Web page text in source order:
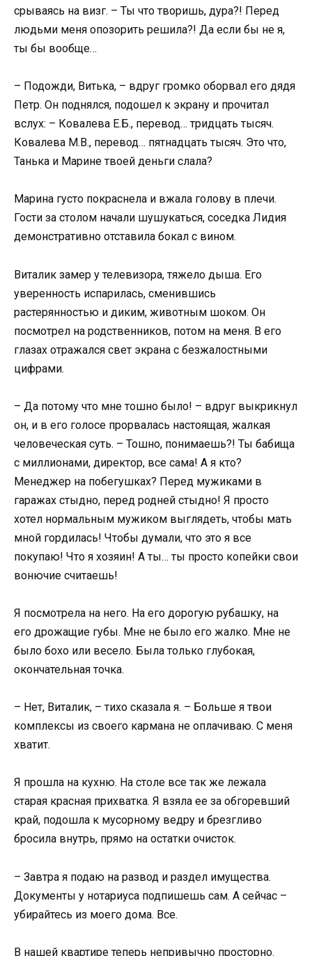
срываясь на визг. – Ты что творишь, дура?! Перед
людьми меня опозорить решила?! Да если бы не я,
ты бы вообще…
– Подожди, Витька, – вдруг громко оборвал его дядя
Петр. Он поднялся, подошел к экрану и прочитал
вслух: – Ковалева Е.Б., перевод… тридцать тысяч.
Ковалева М.В., перевод… пятнадцать тысяч. Это что,
Танька и Марине твоей деньги слала?
Марина густо покраснела и вжала голову в плечи.
Гости за столом начали шушукаться, соседка Лидия
демонстративно отставила бокал с вином.
Виталик замер у телевизора, тяжело дыша. Его
уверенность испарилась, сменившись
растерянностью и диким, животным шоком. Он
посмотрел на родственников, потом на меня. В его
глазах отражался свет экрана с безжалостными
цифрами.
– Да потому что мне тошно было! – вдруг выкрикнул
он, и в его голосе прорвалась настоящая, жалкая
человеческая суть. – Тошно, понимаешь?! Ты бабища
с миллионами, директор, все сама! А я кто?
Менеджер на побегушках? Перед мужиками в
гаражах стыдно, перед родней стыдно! Я просто
хотел нормальным мужиком выглядеть, чтобы мать
мной гордилась! Чтобы думали, что это я все
покупаю! Что я хозяин! А ты… ты просто копейки свои
вонючие считаешь!
Я посмотрела на него. На его дорогую рубашку, на
его дрожащие губы. Мне не было его жалко. Мне не
было бохо или весело. Была только глубокая,
окончательная точка.
– Нет, Виталик, – тихо сказала я. – Больше я твои
комплексы из своего кармана не оплачиваю. С меня
хватит.
Я прошла на кухню. На столе все так же лежала
старая красная прихватка. Я взяла ее за обгоревший
край, подошла к мусорному ведру и брезгливо
бросила внутрь, прямо на остатки очисток.
– Завтра я подаю на развод и раздел имущества.
Документы у нотариуса подпишешь сам. А сейчас –
убирайтесь из моего дома. Все.
В нашей квартире теперь непривычно просторно.